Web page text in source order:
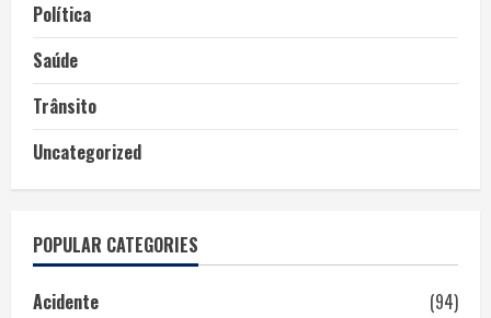
Política
Saúde
Trânsito
Uncategorized
POPULAR CATEGORIES
Acidente
(94)